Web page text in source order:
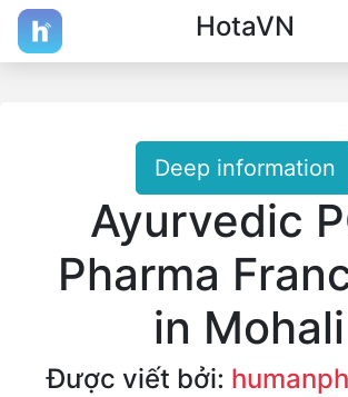
HotaVN
Deep information
Ayurvedic
Pharma
in Mohali
Được viết bởi: